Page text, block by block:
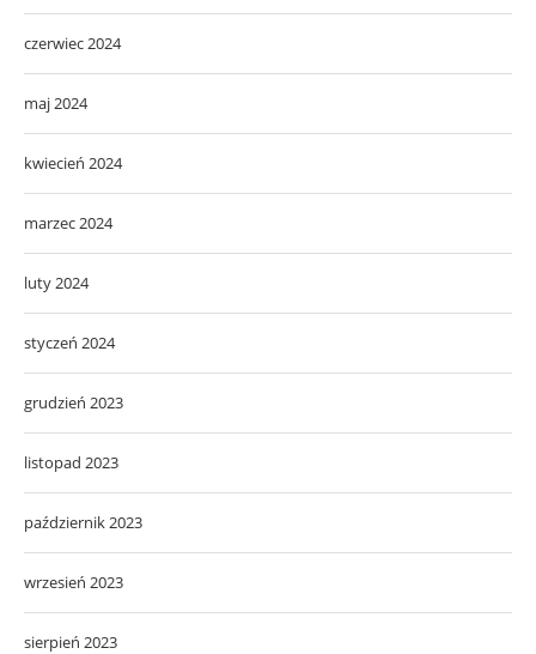
czerwiec 2024
maj 2024
kwiecień 2024
marzec 2024
luty 2024
styczeń 2024
grudzień 2023
listopad 2023
październik 2023
wrzesień 2023
sierpień 2023